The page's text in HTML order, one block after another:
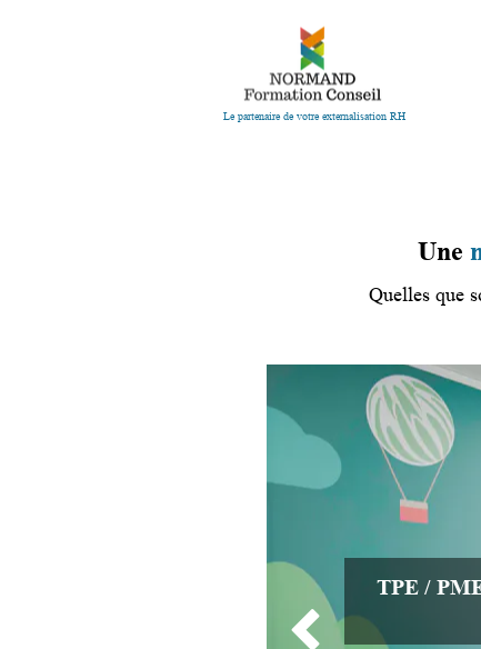
Le partenaire de votre externalisation RH
Une
Quelles que
TPE /
